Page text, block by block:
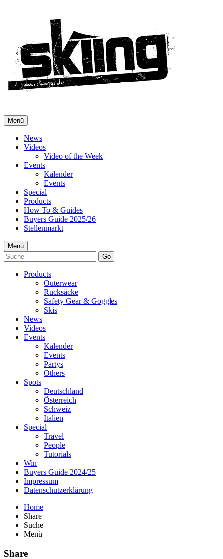
Menü
News
Videos
Video of the Week
Events
Kalender
Events
Special
Products
How To & Guides
Buyers Guide 2025/26
Stellenmarkt
Menü
Go
Products
Outerwear
Rucksäcke
Safety Gear & Goggles
Skis
News
Videos
Events
Kalender
Events
Partys
Others
Spots
Deutschland
Österreich
Schweiz
Italien
Special
Travel
People
Tutorials
Win
Buyers Guide 2024/25
Impressum
Datenschutzerklärung
Home
Share
Suche
Menü
Share